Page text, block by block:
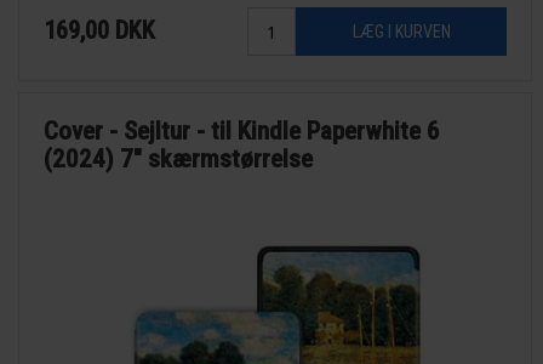
169,00 DKK
Cover - Sejltur - til Kindle Paperwhite 6
(2024) 7" skærmstørrelse